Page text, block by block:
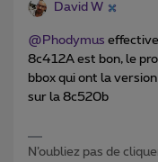
David W
@Phodymus
8c412A est bon, le
bbox qui ont la
sur la 8c520b
N’oubliez pas de